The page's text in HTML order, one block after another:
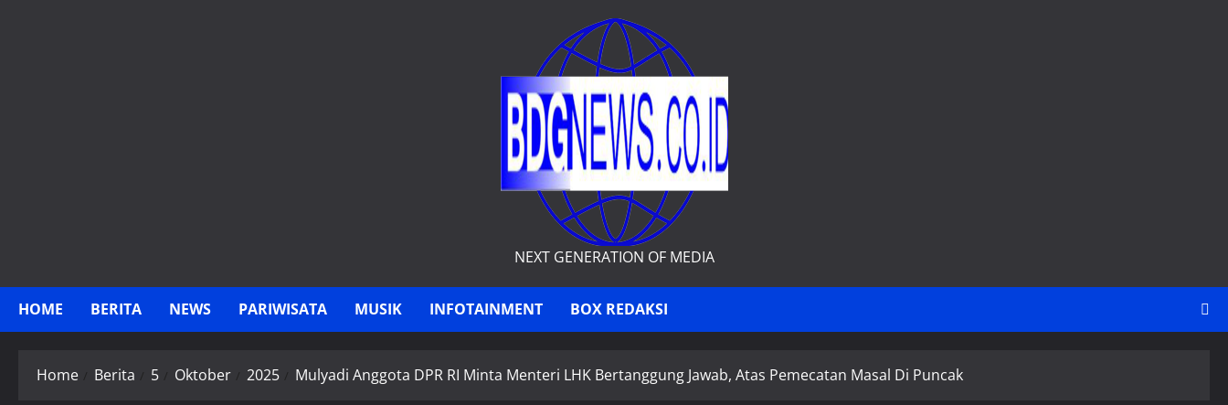
NEXT GENERATION OF MEDIA
HOME BERITA NEWS PARIWISATA MUSIK INFOTAINMENT BOX REDAKSI
Home Berita 5 Oktober 2025 Mulyadi Anggota DPR RI Minta Menteri LHK Bertanggung Jawab, Atas Pemecatan Masal Di Puncak